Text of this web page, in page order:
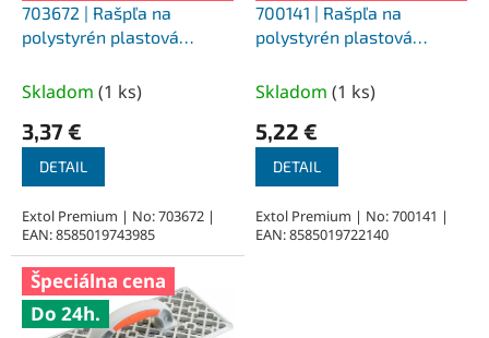
703672 | Rašpľa na
polystyrén plastová
Skladom (1 ks)
3,37 €
DETAIL
Extol Premium | No: 703672 |
EAN: 8585019743985
700141 | Rašpľa na
polystyrén plastová
Skladom (1 ks)
5,22 €
DETAIL
Extol Premium | No: 700141 |
EAN: 8585019722140
Špeciálna cena
Do 24h.